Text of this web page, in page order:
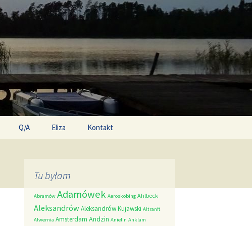
Q/A Eliza Kontakt
Tu byłam
Abramów Adamówek Aeroskobing Ahlbeck
AleksandrówAleksandrów Kujawski Altranft
Alwernia Amsterdam Andzin Anielin Anklam